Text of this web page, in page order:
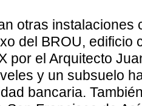
otras instalaciones
del BROU, edificio
por el Arquitecto
y un subsuelo
bancaria.